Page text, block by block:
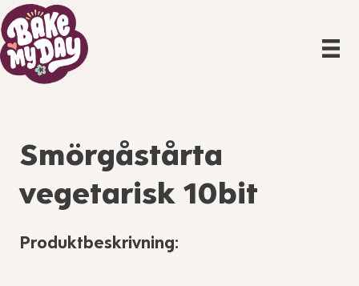
Smörgåstårta
vegetarisk 10bit
Produktbeskrivning: